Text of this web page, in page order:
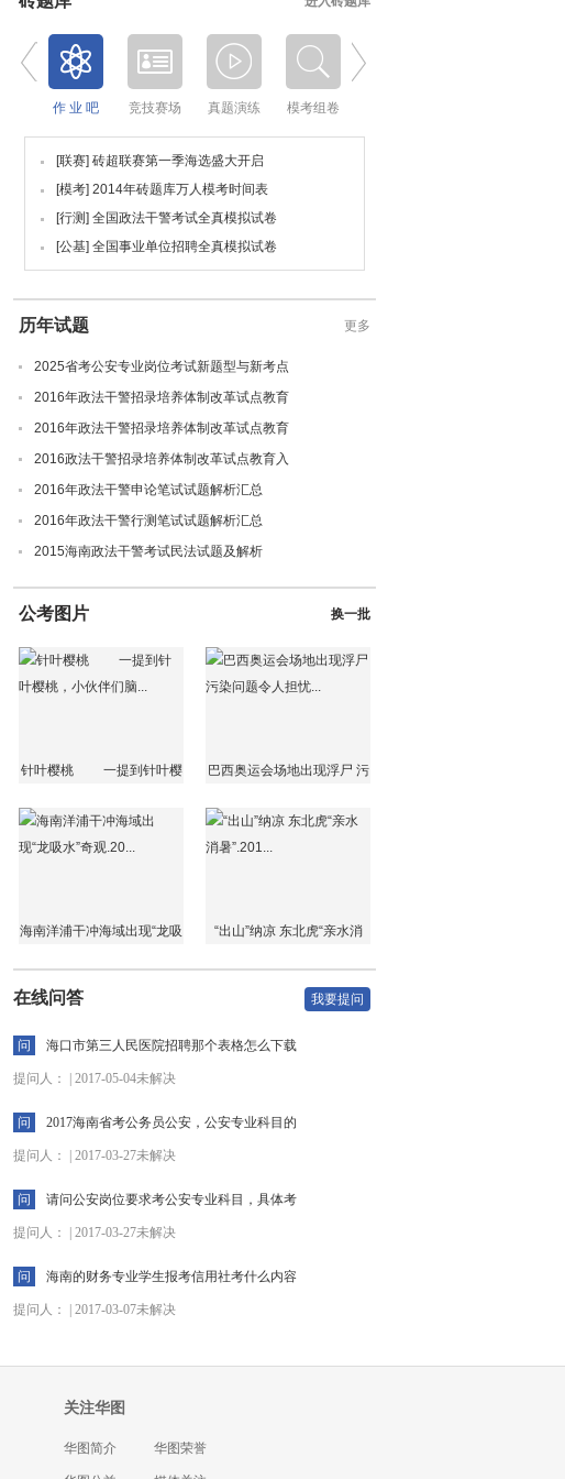
作 业 吧 竞技赛场 真题演练 模考组卷
[联赛] 砖超联赛第一季海选盛大开启
[模考] 2014年砖题库万人模考时间表
[行测] 全国政法干警考试全真模拟试卷
[公基] 全国事业单位招聘全真模拟试卷
历年试题 更多
2025省考公安专业岗位考试新题型与新考点
2016年政法干警招录培养体制改革试点教育
2016年政法干警招录培养体制改革试点教育
2016政法干警招录培养体制改革试点教育入
2016年政法干警申论笔试试题解析汇总
2016年政法干警行测笔试试题解析汇总
2015海南政法干警考试民法试题及解析
公考图片 换一批
针叶樱桃 一提到针叶樱
巴西奥运会场地出现浮尸 污
海南洋浦干冲海域出现“龙吸
“出山”纳凉 东北虎“亲水消
在线问答 我要提问
问 海口市第三人民医院招聘那个表格怎么下载
提问人： | 2017-05-04未解决
问 2017海南省考公务员公安，公安专业科目的
提问人： | 2017-03-27未解决
问 请问公安岗位要求考公安专业科目，具体考
提问人： | 2017-03-27未解决
问 海南的财务专业学生报考信用社考什么内容
提问人： | 2017-03-07未解决
关注华图
华图简介 华图荣誉